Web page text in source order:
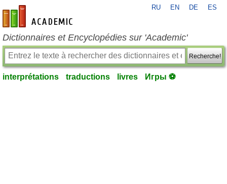
fr-academic.com
RU EN DE ES
Dictionnaires et Encyclopédies sur 'Academic'
Recherche!
interprétations traductions livres Игры ⚽